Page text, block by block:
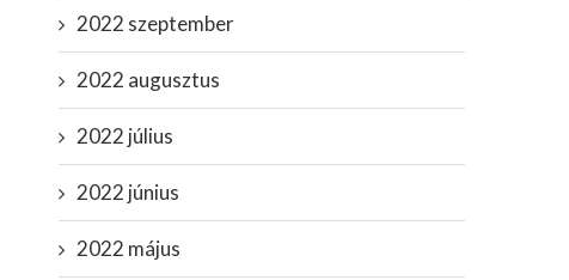
2022 szeptember
2022 augusztus
2022 július
2022 június
2022 május